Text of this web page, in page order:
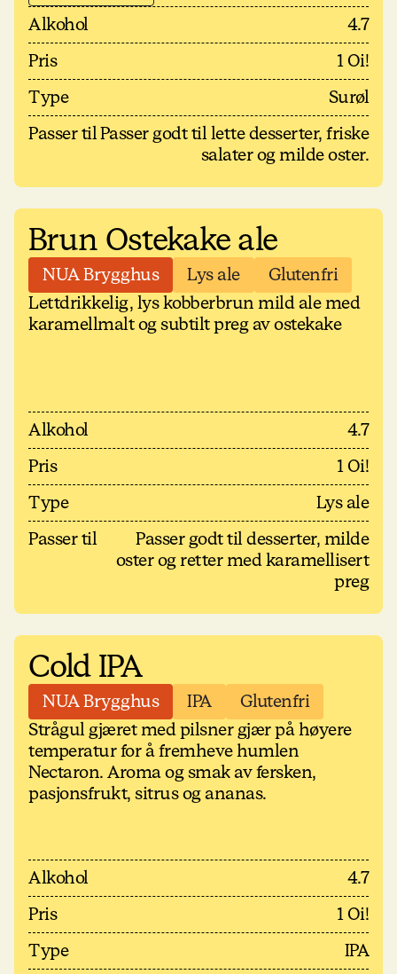
Alkohol
4.7
Pris
1 Oi!
Type
Surøl
Passer tilPasser godt til lette desserter, friske
salater og milde oster.
Brun Ostekake ale
NUA Brygghus Lys ale
Glutenfri
Lettdrikkelig, lys kobberbrun mild ale med
karamellmalt og subtilt preg av ostekake
Alkohol
4.7
Pris
1 Oi!
Type
Lys ale
Passer til
Passer godt til desserter, milde
oster og retter med karamellisert
preg
Cold IPA
NUA Brygghus IPA
Glutenfri
Strågul gjæret med pilsner gjær på høyere
temperatur for å fremheve humlen
Nectaron. Aroma og smak av fersken,
pasjonsfrukt, sitrus og ananas.
Alkohol
4.7
Pris
1 Oi!
Type
IPA